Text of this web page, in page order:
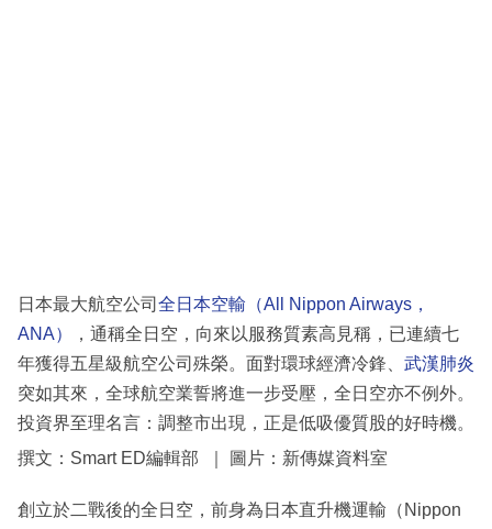
區
日本最大航空公司 全日本空輸（All Nippon Airways，
ANA）
，通稱全日空，向來以服務質素高見稱，已連續七
年獲得五星級航空公司殊榮。面對環球經濟冷鋒、 武漢肺炎
突如其來，全球航空業誓將進一步受壓，全日空亦不例外。
投資界至理名言：調整市出現，正是低吸優質股的好時機。
撰文：Smart ED編輯部 ｜ 圖片：新傳媒資料室
創立於二戰後的全日空，前身為日本直升機運輸（Nippon